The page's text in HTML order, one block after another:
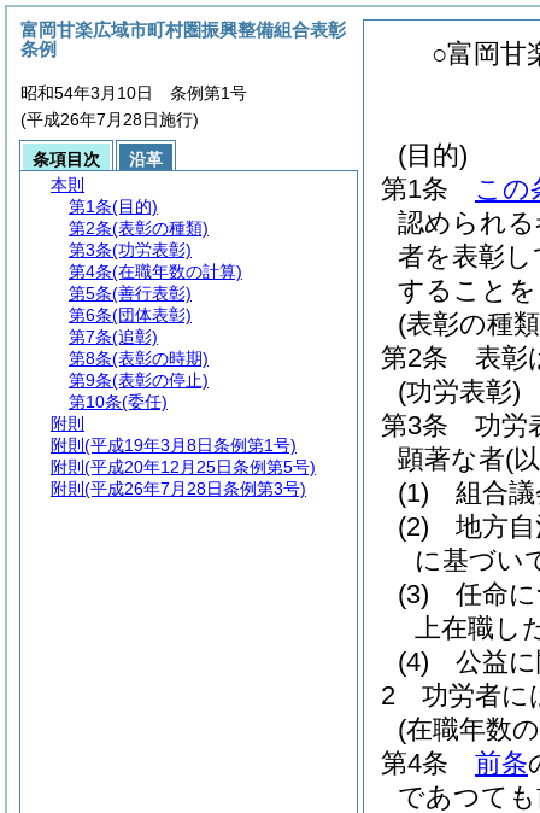
○富岡甘
(目的)
第1条
この
認められ
者を表彰
すること
(表彰の種
第2条
表彰
(功労表彰)
第3条
功労
顕著な者(
(1)
組合
(2)
地方
に基づい
(3)
任命
上在職し
(4)
公益
2
功労者に
(在職年数
第4条
前条
であつて
富岡甘楽広域市町村圏振興整備組合表彰
条例
昭和54年3月10日 条例第1号
(平成26年7月28日施行)
条項目次
沿革
本則
第1条(目的)
第2条(表彰の種類)
第3条(功労表彰)
第4条(在職年数の計算)
第5条(善行表彰)
第6条(団体表彰)
第7条(追彰)
第8条(表彰の時期)
第9条(表彰の停止)
第10条(委任)
附則
附則 (平成19年3月8日条例第1号)
附則 (平成20年12月25日条例第5号)
附則 (平成26年7月28日条例第3号)